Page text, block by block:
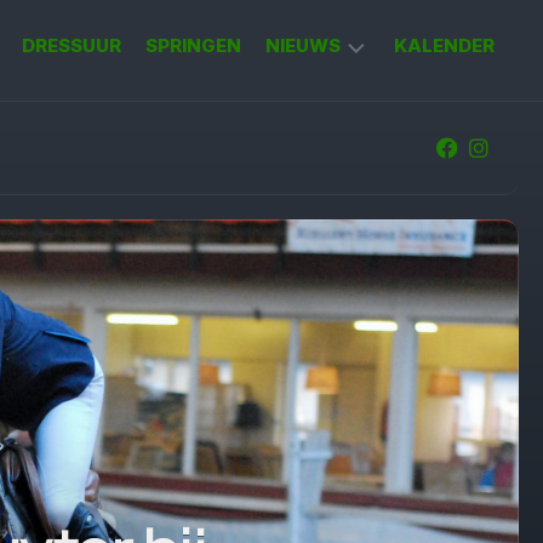
DRESSUUR SPRINGEN NIEUWS KALENDER